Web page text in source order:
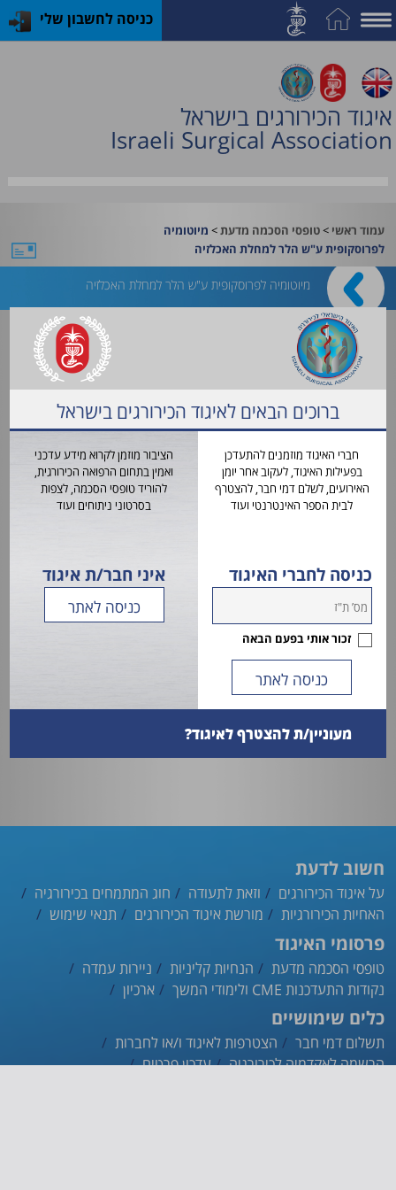
כניסה לחשבון שלי
איגוד הכירורגים בישראל
Israeli Surgical Association
על
האיגוד
חברות
וחוגים
האקדמיה
לכירורגיה
קורסים
והכשרות
פעילות
הרשמה
מידע
לציבור
עמוד ראשי >טופסי הסכמה מדעת> מיוטומיה
לפרוסקופית ע"ש הלר למחלת האכלזיה
מיוטומיה לפרוסקופית ע"ש הלר למחלת האכלזיה
טופס בעברית
אושר ע"י המכון לאיכות ברפואה
אושר ע"י המכון לאיכות ברפואה
חשוב לדעת
על איגוד הכירורגים וזאת לתעודה חוג המתמחים בכירורגיה
האחיות הכירורגיות מורשת איגוד הכירורגים תנאי שימוש
פרסומי האיגוד
טופסי הסכמה מדעת הנחיות קליניות ניירות עמדה
נקודות התעדכנות CME ולימודי המשך ארכיון
כלים שימושיים
תשלום דמי חבר הצטרפות לאיגוד ו/או לחברות
הרשמה לאקדמיה לכירורגיה עדכון פרטים
ברוכים הבאים לאיגוד הכירורגים בישראל
חברי האיגוד מוזמנים להתעדכן
בפעילות האיגוד, לעקוב אחר יומן
האירועים, לשלם דמי חבר, להצטרף
לבית הספר האינטרנטי ועוד
כניסה לחברי האיגוד
זכור אותי בפעם הבאה
הציבור מוזמן לקרוא מידע עדכני
ואמין בתחום הרפואה הכירורגית,
להוריד טופסי הסכמה, לצפות
בסרטוני ניתוחים ועוד
איני חבר/ת איגוד
מעוניין/ת להצטרף לאיגוד?